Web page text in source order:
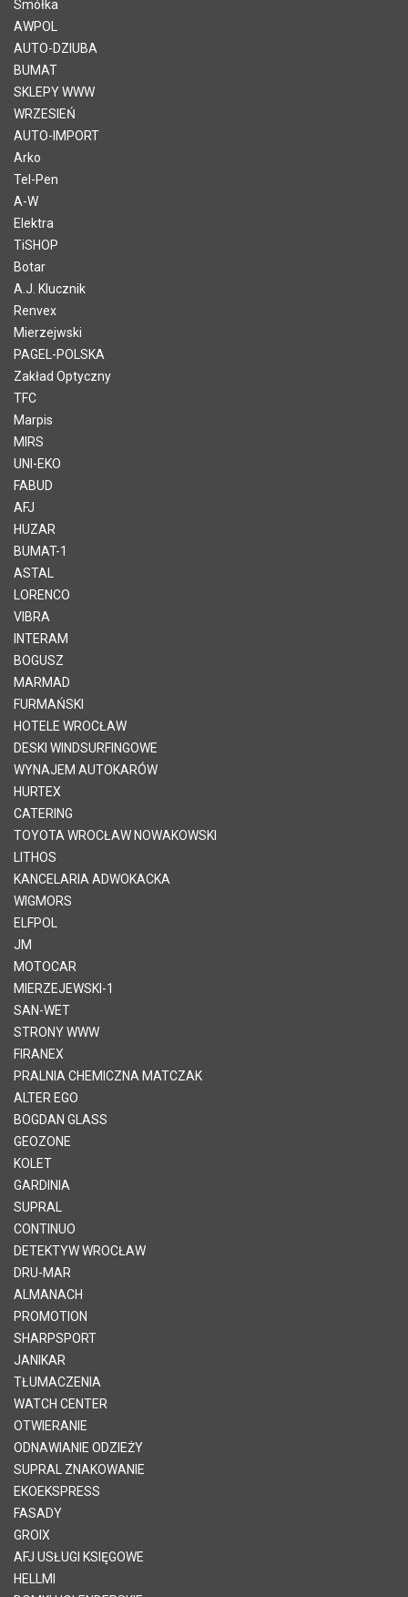
Smółka
AWPOL
AUTO-DZIUBA
BUMAT
SKLEPY WWW
WRZESIEŃ
AUTO-IMPORT
Arko
Tel-Pen
A-W
Elektra
TiSHOP
Botar
A.J. Klucznik
Renvex
Mierzejwski
PAGEL-POLSKA
Zakład Optyczny
TFC
Marpis
MIRS
UNI-EKO
FABUD
AFJ
HUZAR
BUMAT-1
ASTAL
LORENCO
VIBRA
INTERAM
BOGUSZ
MARMAD
FURMAŃSKI
HOTELE WROCŁAW
DESKI WINDSURFINGOWE
WYNAJEM AUTOKARÓW
HURTEX
CATERING
TOYOTA WROCŁAW NOWAKOWSKI
LITHOS
KANCELARIA ADWOKACKA
WIGMORS
ELFPOL
JM
MOTOCAR
MIERZEJEWSKI-1
SAN-WET
STRONY WWW
FIRANEX
PRALNIA CHEMICZNA MATCZAK
ALTER EGO
BOGDAN GLASS
GEOZONE
KOLET
GARDINIA
SUPRAL
CONTINUO
DETEKTYW WROCŁAW
DRU-MAR
ALMANACH
PROMOTION
SHARPSPORT
JANIKAR
TŁUMACZENIA
WATCH CENTER
OTWIERANIE
ODNAWIANIE ODZIEŻY
SUPRAL ZNAKOWANIE
EKOEKSPRESS
FASADY
GROIX
AFJ USŁUGI KSIĘGOWE
HELLMI